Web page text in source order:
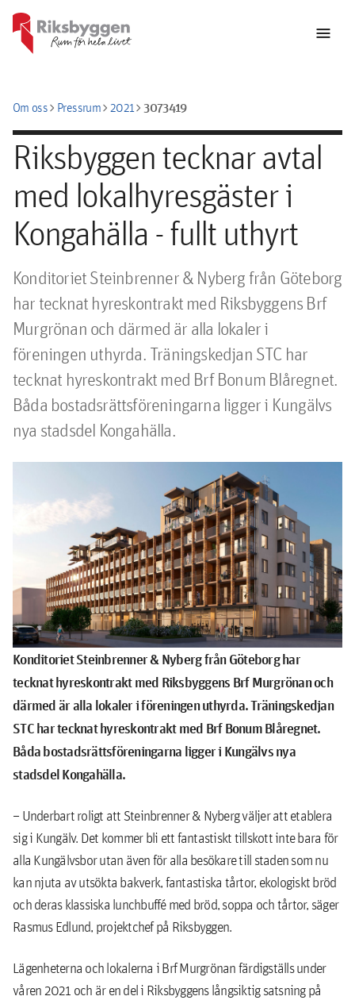
menu
Om osschevron_rightPressrumchevron_right2021chevron_right3073419
Riksbyggen tecknar avtal
med lokalhyresgäster i
Kongahälla - fullt uthyrt
Konditoriet Steinbrenner & Nyberg från Göteborg
har tecknat hyreskontrakt med Riksbyggens Brf
Murgrönan och därmed är alla lokaler i
föreningen uthyrda. Träningskedjan STC har
tecknat hyreskontrakt med Brf Bonum Blåregnet.
Båda bostadsrättsföreningarna ligger i Kungälvs
nya stadsdel Kongahälla.
Konditoriet Steinbrenner & Nyberg från Göteborg har
tecknat hyreskontrakt med Riksbyggens Brf Murgrönan och
därmed är alla lokaler i föreningen uthyrda. Träningskedjan
STC har tecknat hyreskontrakt med Brf Bonum Blåregnet.
Båda bostadsrättsföreningarna ligger i Kungälvs nya
stadsdel Kongahälla.
– Underbart roligt att Steinbrenner & Nyberg väljer att etablera
sig i Kungälv. Det kommer bli ett fantastiskt tillskott inte bara för
alla Kungälvsbor utan även för alla besökare till staden som nu
kan njuta av utsökta bakverk, fantastiska tårtor, ekologiskt bröd
och deras klassiska lunchbuffé med bröd, soppa och tårtor, säger
Rasmus Edlund, projektchef på Riksbyggen.
Lägenheterna och lokalerna i Brf Murgrönan färdigställs under
våren 2021 och är en del i Riksbyggens långsiktig satsning på